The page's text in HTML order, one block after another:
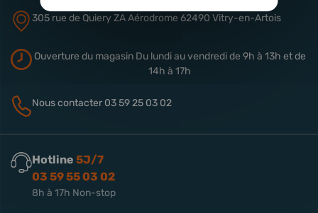
305 rue de Quiery ZA Aérodrome 62490 Vitry-en-Artois
Ouverture du magasinDu lundi au vendredi de 9h à 13h et de
14h à 17h
Nous contacter 03 59 25 03 02
Hotline 5J/7
03 59 55 03 02
8h à 17h Non-stop